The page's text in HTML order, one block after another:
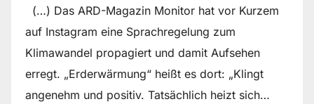
(…) Das ARD-Magazin Monitor hat vor Kurzem
auf Instagram eine Sprachregelung zum
Klimawandel propagiert und damit Aufsehen
erregt. „Erderwärmung“ heißt es dort: „Klingt
angenehm und positiv. Tatsächlich heizt sich…